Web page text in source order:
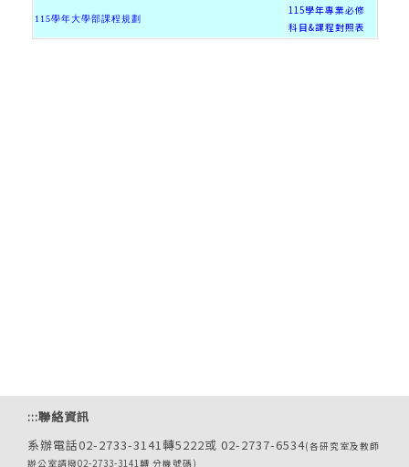
115學年大學部課程規劃
115學年專業必修
科目&課程對照表
:::聯絡資訊
系辦電話02-2733-3141轉5222或 02-2737-6534(各研究室及教師
辦公室請撥02-2733-3141轉 分機號碼)